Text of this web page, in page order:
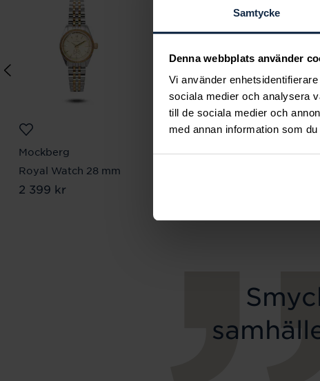
Samtycke
Denna webbplats använder
Vi använder
sociala medier och analysera
till de sociala medier och
med annan information som
Mockberg
Royal Watch 28 mm
Pris:2 399 kr
2 399 kr
Lily and Rose